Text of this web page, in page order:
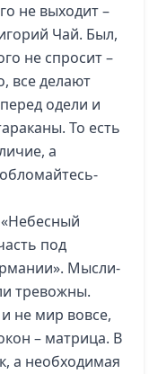
не выходит –
Чай. Был,
не спросит –
все делают
одели и
То есть
а
под
Мысли-
тревожны.
не мир вовсе,
– матрица. В
а необходимая